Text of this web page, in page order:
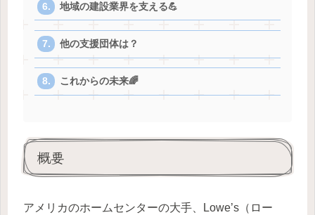
地域の建設業界を支える💪
他の支援団体は？
これからの未来🌈
概要
アメリカのホームセンターの大手、Lowe’s（ロー